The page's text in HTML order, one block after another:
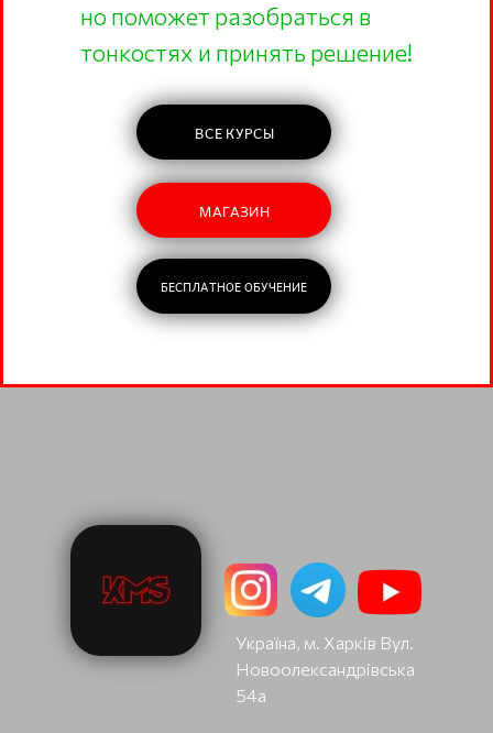
БЕСПЛАТНОЕ ОБУЧЕНИЕ
ВСЕ КУРСЫ
МАГАЗИН
но поможет разобраться в
тонкостях и принять решение!
Україна, м. Харків Вул.
Новоолександрівська
54а